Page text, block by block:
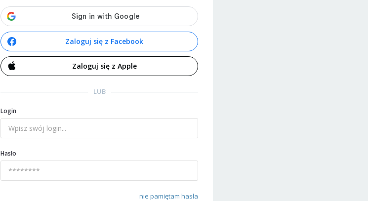
Zaloguj się z Facebook
Zaloguj się z Apple
LUB
Login
Hasło
nie pamiętam hasła